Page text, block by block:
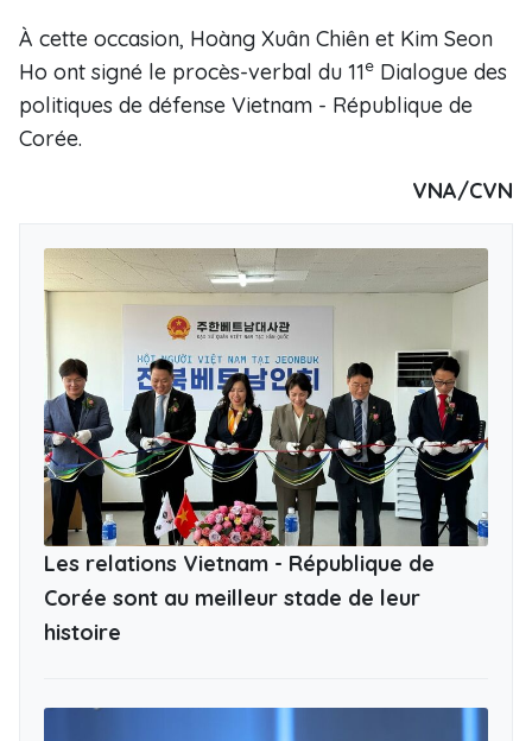
À cette occasion, Hoàng Xuân Chiên et Kim Seon
Ho ont signé le procès-verbal du 11e Dialogue des
politiques de défense Vietnam - République de
Corée.
VNA/CVN
Les relations Vietnam - République de
Corée sont au meilleur stade de leur
histoire